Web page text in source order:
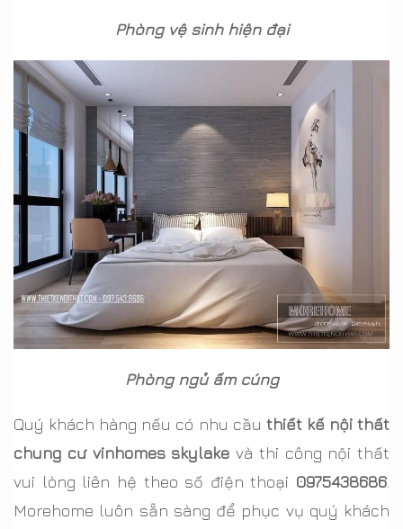
Phòng vệ sinh hiện đại
Phòng ngủ ấm cúng
Quý khách hàng nếu có nhu cầu thiết kế nội thất
chung cư vinhomes skylake và thi công nội thất
vui lòng liên hệ theo số điện thoại 0975438686.
Morehome luôn sẵn sàng để phục vụ quý khách